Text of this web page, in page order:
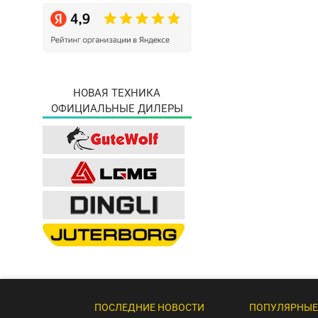
НОВАЯ ТЕХНИКА
ОФИЦИАЛЬНЫЕ ДИЛЕРЫ
ПОСЛЕДНИЕ НОВОСТИ